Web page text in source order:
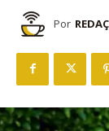
Por